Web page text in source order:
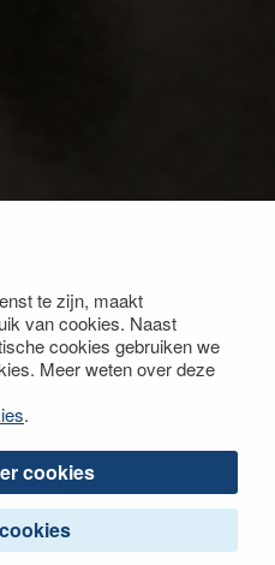
te zijn, maakt
van cookies. Naast
cookies gebruiken we
Meer weten over deze
.
cookies